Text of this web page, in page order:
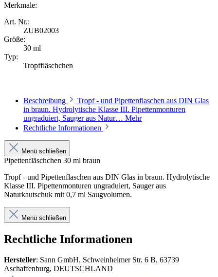
Merkmale:
Art. Nr.:
ZUB02003
Größe:
30 ml
Typ:
Tropffläschchen
Beschreibung
Tropf - und Pipettenflaschen aus DIN Glas
in braun. Hydrolytische Klasse III. Pipettenmonturen
ungraduiert, Sauger aus Natur… Mehr
Rechtliche Informationen
Menü schließen
Pipettenfläschchen 30 ml braun
Tropf - und Pipettenflaschen aus DIN Glas in braun. Hydrolytische
Klasse III. Pipettenmonturen ungraduiert, Sauger aus
Naturkautschuk mit 0,7 ml Saugvolumen.
Menü schließen
Rechtliche Informationen
Hersteller: Sann GmbH, Schweinheimer Str. 6 B, 63739
Aschaffenburg, DEUTSCHLAND